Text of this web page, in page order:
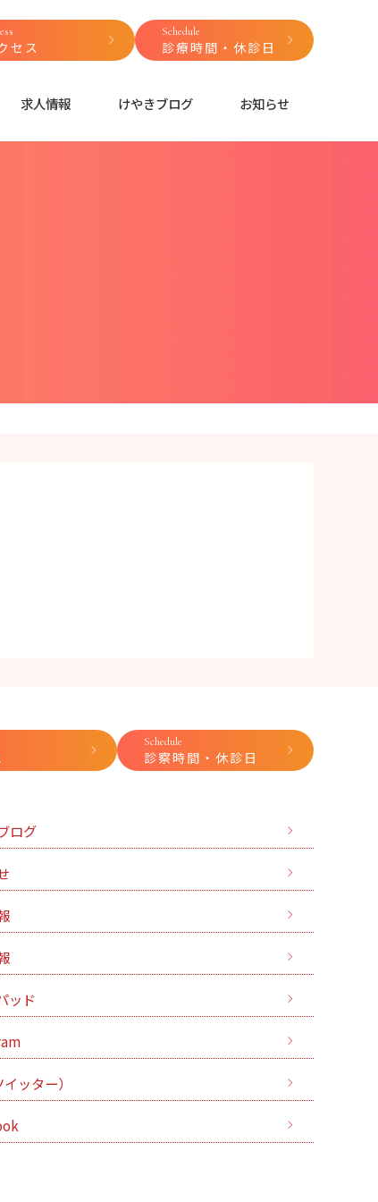
セス
Schedule
診療時間・休診日
求人情報 けやきブログ お知らせ
Schedule
診察時間・休診日
ログ
ッド
ッター）